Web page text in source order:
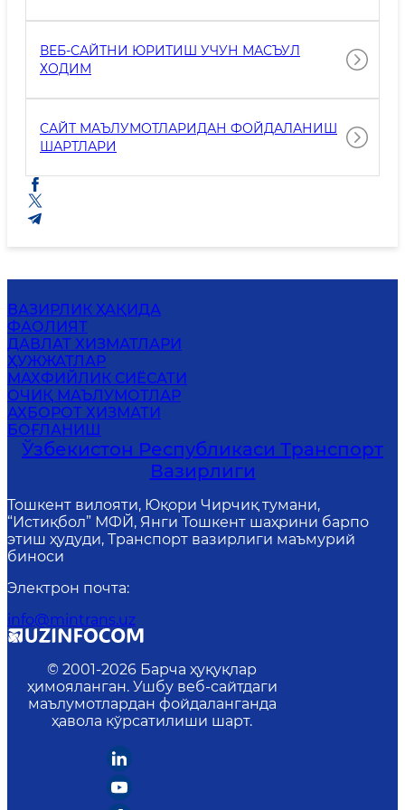
ВА ВАҚТИ
ВЕБ-САЙТНИ ЮРИТИШ УЧУН МАСЪУЛ
ХОДИМ
САЙТ МАЪЛУМОТЛАРИДАН ФОЙДАЛАНИШ
ШАРТЛАРИ
ВАЗИРЛИК ҲАҚИДА
ФАОЛИЯТ
ДАВЛАТ ХИЗМАТЛАРИ
ҲУЖЖАТЛАР
MАХФИЙЛИК СИЁСАТИ
ОЧИҚ МАЪЛУМОТЛАР
АХБОРОТ ХИЗМАТИ
БОҒЛАНИШ
Ўзбекистон Республикаси Транспорт
Вазирлиги
Тошкент вилояти, Юқори Чирчиқ тумани,
“Истиқбол” МФЙ, Янги Тошкент шаҳрини барпо
этиш ҳудуди, Транспорт вазирлиги маъмурий
биноси
Электрон почта:
info@mintrans.uz
© 2001-2026 Барча ҳуқуқлар
ҳимояланган. Ушбу веб-сайтдаги
маълумотлардан фойдаланганда
ҳавола кўрсатилиши шарт.